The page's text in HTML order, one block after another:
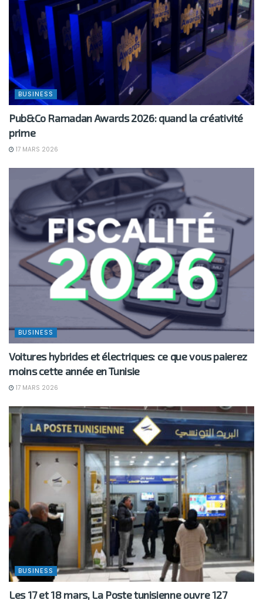
BUSINESS
Pub&Co Ramadan Awards 2026: quand la créativité
prime
17 MARS 2026
BUSINESS
Voitures hybrides et électriques: ce que vous paierez
moins cette année en Tunisie
17 MARS 2026
BUSINESS
Les 17 et 18 mars, La Poste tunisienne ouvre 127